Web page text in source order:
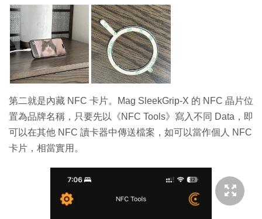
第二就是內藏 NFC 卡片。Mag SleekGrip-X 的 NFC 晶片位
置為品牌名稱，只要先以《NFC Tools》寫入不同 Data，即
可以在其他 NFC 讀卡器中傳送檔案，如可以當作個人 NFC
卡片，相當實用。